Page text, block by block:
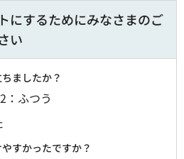
にするためにみなさまのご
い
ましたか？
2：ふつう
すかったですか？